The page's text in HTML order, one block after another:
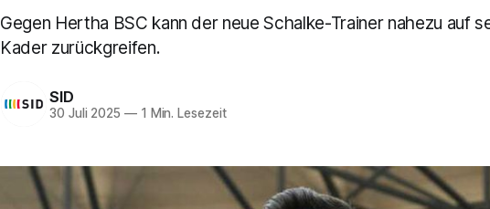
Gegen Hertha BSC kann der neue Schalke-Trainer nahezu auf
Kader zurückgreifen.
SID
30 Juli 2025 —1 Min. Lesezeit